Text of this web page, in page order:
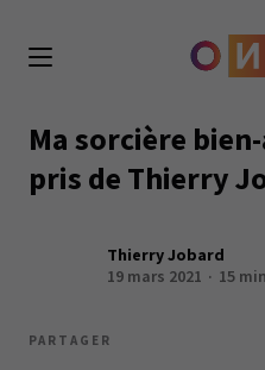
Ma sorcière
pris de Thierry
Thierry Jobard
19 mars 2021
15
PARTAGER